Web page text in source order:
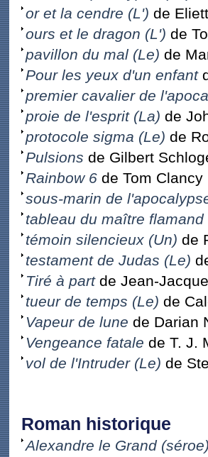
or et la cendre (L') de
ours et le dragon (L') de
pavillon du mal (Le) de
Pour les yeux d'un enfant
premier cavalier de
proie de l'esprit (La) de
protocole sigma (Le) de
Pulsions de Gilbert
Rainbow 6 de Tom Clancy
sous-marin de
tableau du maître flamand
témoin silencieux (Un) de
testament de Judas (Le)
Tiré à partde Jean-
tueur de temps (Le) de
Vapeur de lune de Darian
Vengeance fatale de T. J.
vol de l'Intruder (Le) de
Roman historique
Alexandre le Grand